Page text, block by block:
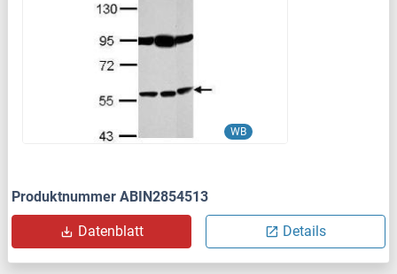
WB
Produktnummer ABIN2854513
Datenblatt Details